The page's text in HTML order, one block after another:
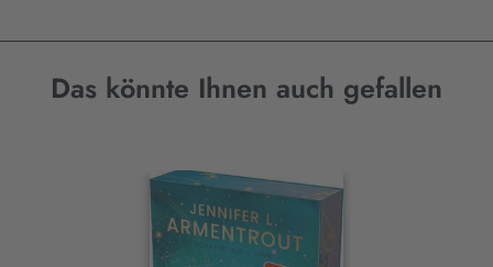
Das könnte Ihnen auch gefallen
Interaktives